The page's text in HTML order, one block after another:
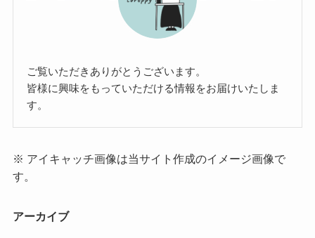
ご覧いただきありがとうございます。
皆様に興味をもっていただける情報をお届けいたしま
す。
※ アイキャッチ画像は当サイト作成のイメージ画像で
す。
アーカイブ